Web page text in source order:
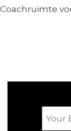
Coachruimte